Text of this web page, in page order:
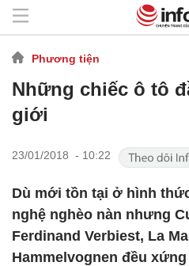
Phương tiện
Những chiếc ô tô
giới
23/01/2018 - 10:22
Dù mới tồn tại ở hình
nghệ nghèo nàn nhưng
Ferdinand Verbiest, La
Hammelvognen đều